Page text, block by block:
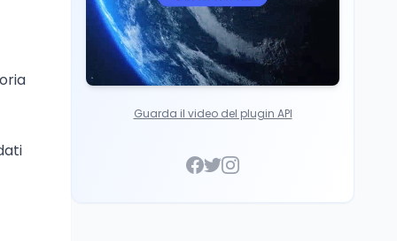
Guarda il video del plugin API